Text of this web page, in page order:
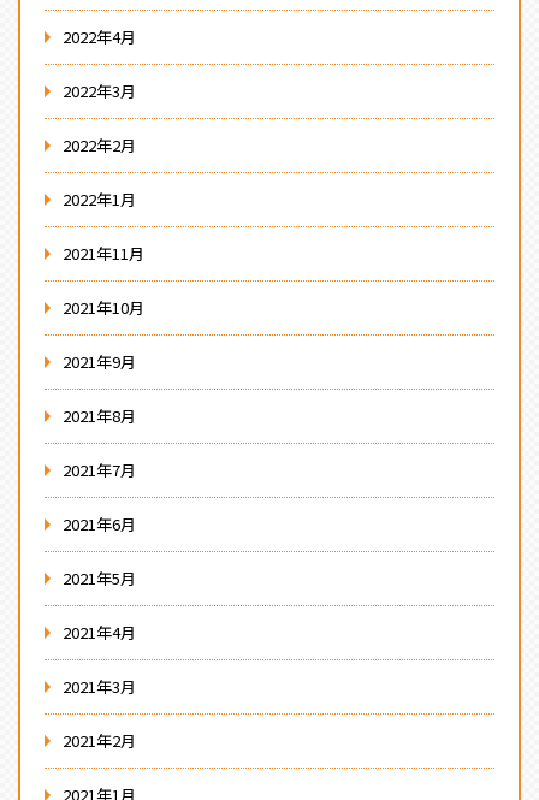
2022年4月
2022年3月
2022年2月
2022年1月
2021年11月
2021年10月
2021年9月
2021年8月
2021年7月
2021年6月
2021年5月
2021年4月
2021年3月
2021年2月
2021年1月